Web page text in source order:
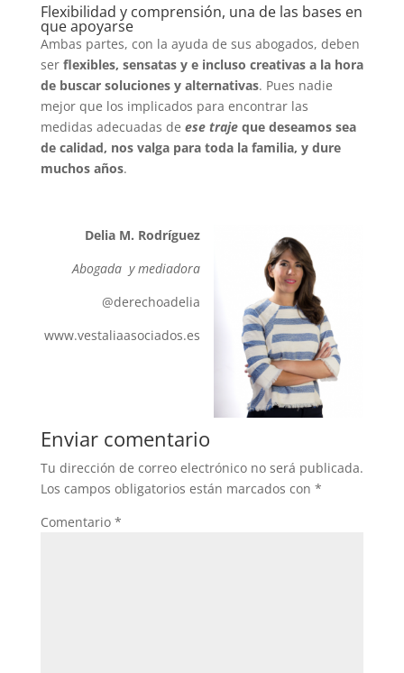
Flexibilidad y comprensión, una de las bases en
que apoyarse
Ambas partes, con la ayuda de sus abogados, deben
ser flexibles, sensatas y e incluso creativas a la hora
de buscar soluciones y alternativas. Pues nadie
mejor que los implicados para encontrar las
medidas adecuadas de ese trajeque deseamos sea
de calidad, nos valga para toda la familia, y dure
muchos años.
Delia M. Rodríguez
Abogada y mediadora
@derechoadelia
www.vestaliaasociados.es
Enviar comentario
Tu dirección de correo electrónico no será publicada.
Los campos obligatorios están marcados con *
Comentario *